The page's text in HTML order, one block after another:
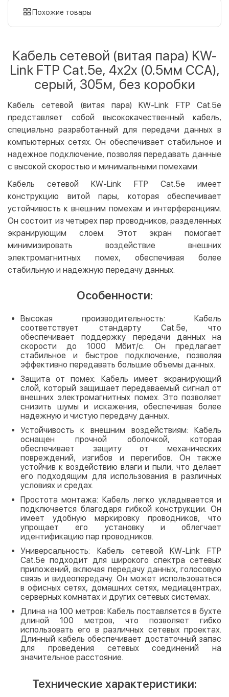
картой
LiqPay
Apple Pay
Google Pay
Безналичный расчет
Оплата на карту юр.лица
Оплата на счет юр.лица
Бесплатно
Кредит
Оплата частями (Приватбанк)
Покупка частями (Монобанк)
Похожие товары
Кабель сетевой (витая пара) KW-
Link FTP Сat.5e, 4x2x (0.5мм CCA),
серый, 305м, без коробки
Кабель сетевой (витая пара) KW-Link FTP Cat.5e
представляет собой высококачественный кабель,
специально разработанный для передачи данных в
компьютерных сетях. Он обеспечивает стабильное и
надежное подключение, позволяя передавать данные
с высокой скоростью и минимальными помехами.
Кабель сетевой KW-Link FTP Cat.5e имеет
конструкцию витой пары, которая обеспечивает
устойчивость к внешним помехам и интерференциям.
Он состоит из четырех пар проводников, разделенных
экранирующим слоем. Этот экран помогает
минимизировать воздействие внешних
электромагнитных помех, обеспечивая более
стабильную и надежную передачу данных.
Особенности:
Высокая производительность: Кабель
соответствует стандарту Cat.5e, что
обеспечивает поддержку передачи данных на
скорости до 1000 Мбит/с. Он предлагает
стабильное и быстрое подключение, позволяя
эффективно передавать большие объемы данных.
Защита от помех: Кабель имеет экранирующий
слой, который защищает передаваемый сигнал от
внешних электромагнитных помех. Это позволяет
снизить шумы и искажения, обеспечивая более
надежную и чистую передачу данных.
Устойчивость к внешним воздействиям: Кабель
оснащен прочной оболочкой, которая
обеспечивает защиту от механических
повреждений, изгибов и перегибов. Он также
устойчив к воздействию влаги и пыли, что делает
его подходящим для использования в различных
условиях и средах.
Простота монтажа: Кабель легко укладывается и
подключается благодаря гибкой конструкции. Он
имеет удобную маркировку проводников, что
упрощает его установку и облегчает
идентификацию пар проводников.
Универсальность: Кабель сетевой KW-Link FTP
Cat.5e подходит для широкого спектра сетевых
приложений, включая передачу данных, голосовую
связь и видеопередачу. Он может использоваться
в офисных сетях, домашних сетях, медиацентрах,
серверных комнатах и других сетевых системах.
Длина на 100 метров: Кабель поставляется в бухте
длиной 100 метров, что позволяет гибко
использовать его в различных сетевых проектах.
Длинный кабель обеспечивает достаточный запас
для проведения сетевых соединений на
значительное расстояние.
Технические характеристики: